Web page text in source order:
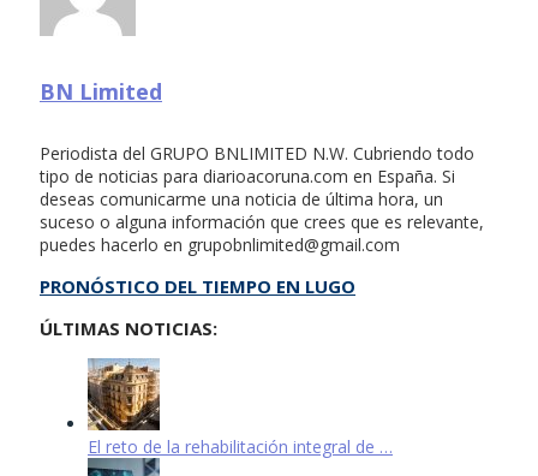
BN Limited
Periodista del GRUPO BNLIMITED N.W. Cubriendo todo
tipo de noticias para diarioacoruna.com en España. Si
deseas comunicarme una noticia de última hora, un
suceso o alguna información que crees que es relevante,
puedes hacerlo en grupobnlimited@gmail.com
PRONÓSTICO DEL TIEMPO EN LUGO
ÚLTIMAS NOTICIAS:
El reto de la rehabilitación integral de …